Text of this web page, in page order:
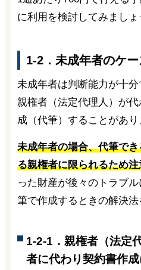
に利用を検討してみましょ
1-2．未成年者のケー
未成年者は判断能力が十分
親権者（法定代理人）が
成（代筆）することがあり
未成年者の場合、代筆で
る親権者に限られるため
った財産が後々のトラブ
筆で作成するときの解決法
1-2-1．親権者（法定
者に代わり契約書作